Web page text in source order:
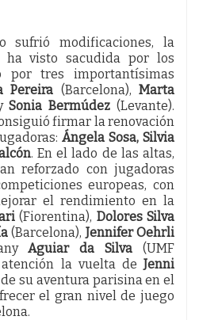
sufrió modificaciones, la
visto sacudida por los
por tres importantísimas
Pereira (Barcelona), Marta
Sonia Bermúdez (Levante).
firmar la renovación
Ángela Sosa, Silvia
. En el lado de las altas,
reforzado con jugadoras
europeas, con
el rendimiento en la
(Fiorentina), Dolores Silva
(Barcelona), Jennifer Oehrli
Aguiar da Silva (UMF
la vuelta de Jenni
su aventura parisina en el
el gran nivel de juego